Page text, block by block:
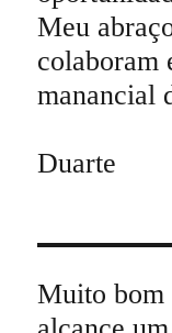
Meu
colaboram
manancial
Duarte
Muito bom